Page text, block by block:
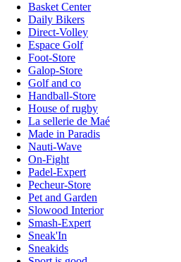
Basket Center
Daily Bikers
Direct-Volley
Espace Golf
Foot-Store
Galop-Store
Golf and co
Handball-Store
House of rugby
La sellerie de Maé
Made in Paradis
Nauti-Wave
On-Fight
Padel-Expert
Pecheur-Store
Pet and Garden
Slowood Interior
Smash-Expert
Sneak'In
Sneakids